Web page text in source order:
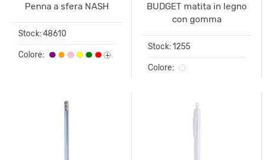
Penna a sfera NASH
Stock: 48610
Colore: +
BUDGET matita in legno
con gomma
Stock: 1255
Colore: